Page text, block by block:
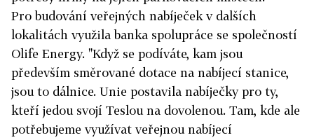
Pro budování veřejných nabíječek v dalších
lokalitách využila banka spolupráce se společností
Olife Energy. "Když se podíváte, kam jsou
především směrované dotace na nabíjecí stanice,
jsou to dálnice. Unie postavila nabíječky pro ty,
kteří jedou svojí Teslou na dovolenou. Tam, kde ale
potřebujeme využívat veřejnou nabíjecí